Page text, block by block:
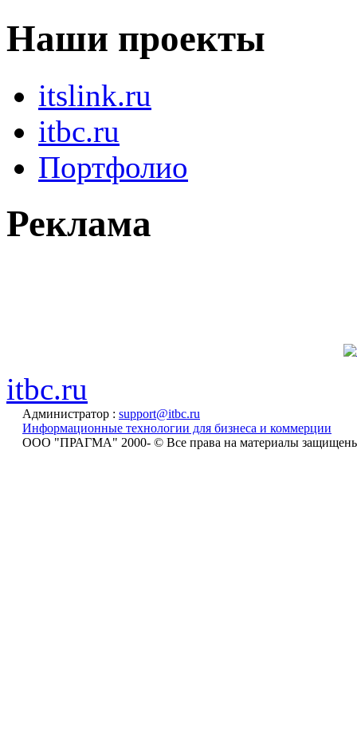
Наши проекты
itslink.ru
itbc.ru
Портфолио
Реклама
itbc.ru
Администратор : support@itbc.ru
Информационные технологии для бизнеса и коммерции
ООО "ПРАГМА" 2000- © Все права на материалы